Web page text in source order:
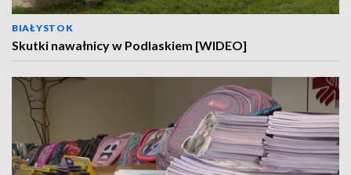
BIAŁYSTOK
Skutki nawałnicy w Podlaskiem [WIDEO]